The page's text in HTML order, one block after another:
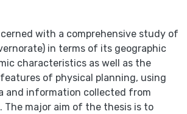
with a comprehensive study of
in terms of its geographic
characteristics as well as the
of physical planning, using
and information collected from
The major aim of the thesis is to